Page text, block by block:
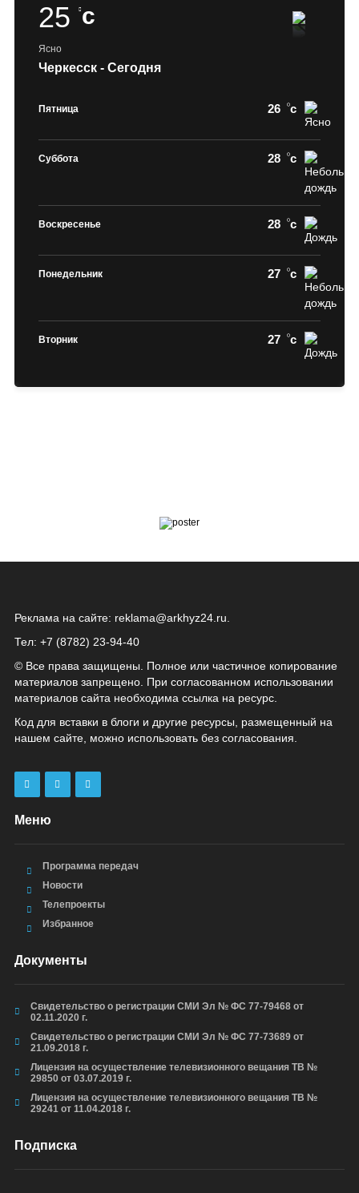
25 c
Ясно
Черкесск - Сегодня
Пятница 26 c
Суббота 28 c
Воскресенье 28 c
Понедельник 27 c
Вторник 27 c
Реклама на сайте: reklama@arkhyz24.ru
Тел: +7 (8782) 23‑94‑40
© Все права защищены. Полное или частичное копирование
материалов запрещено. При согласованном использовании
материалов сайта необходима ссылка на ресурс.
Код для вставки в блоги и другие ресурсы, размещенный на
нашем сайте, можно использовать без согласования.
Меню
Программа передач
Новости
Телепроекты
Избранное
Документы
Свидетельство о регистрации СМИ Эл № ФС 77-79468 от
02.11.2020 г.
Свидетельство о регистрации СМИ Эл № ФС 77-73689 от
21.09.2018 г.
Лицензия на осуществление телевизионного вещания ТВ №
29850 от 03.07.2019 г.
Лицензия на осуществление телевизионного вещания ТВ №
29241 от 11.04.2018 г.
Подписка